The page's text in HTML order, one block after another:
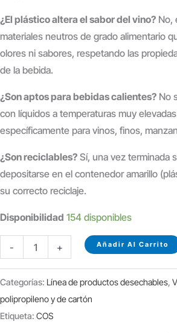
¿El plástico altera el sabor del vino? No,
materiales neutros de grado alimentario
olores ni sabores, respetando las
de la bebida.
¿Son aptos para bebidas calientes? No
con líquidos a temperaturas muy
específicamente para vinos, finos,
¿Son reciclables? Sí, una vez terminada
depositarse en el contenedor amarillo
su correcto reciclaje.
Disponibilidad 154 disponibles
-
CATAVINO
DE
PLÁSTICO
90
+ Añadir Al Carrito
Categorías: Línea de productos desechables,
polipropileno y de cartón
Etiqueta: COS